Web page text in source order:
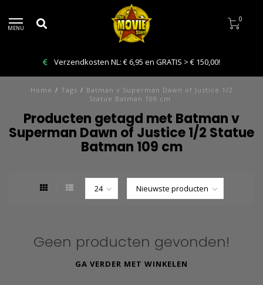
MENU
0
Verzendkosten NL: € 6,95 en GRATIS > € 150,00!
Home / Tags / Batman v Superman Dawn of Justice 1/2
Statue Batman 109 cm
Producten getagd met Batman v
Superman Dawn of Justice 1/2 Statue
Batman 109 cm
Geen producten gevonden!
GA VERDER MET WINKELEN